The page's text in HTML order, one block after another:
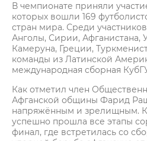
В чемпионате приняли
которых вошли 169
стран мира. Среди
Анголы, Сирии, Афганистана,
Камеруна, Греции,
команды из Латинской
международная сборная
Как отметил член
Афганской общины Фарид
напряжённым и зрелищным.
успешно прошла все этапы
финал, где встретилась со